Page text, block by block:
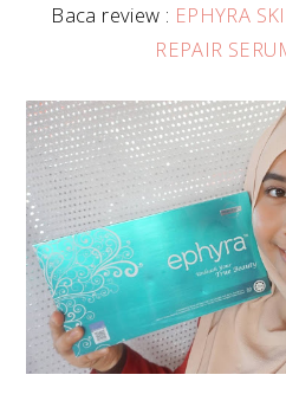
Baca review : EPHYRA
REPAIR